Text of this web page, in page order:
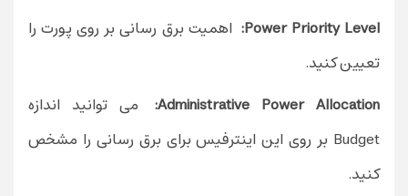
Power Priority Level: اهمیت برق رسانی بر روی پورت را
تعیین کنید.
Administrative Power Allocation:
می توانید اندازه
Budget بر روی این اینترفیس برای برق رسانی را مشخص
کنید.